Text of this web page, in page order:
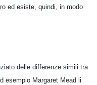
ed esiste, quindi, in modo
delle differenze simili tra
esempio Margaret Mead li